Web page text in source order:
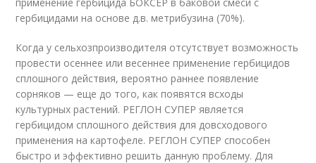
гербицидами на основе д.в. метрибузина (70%).
Когда у сельхозпроизводителя отсутствует возможность
провести осеннее или весеннее применение гербицидов
сплошного действия, вероятно раннее появление
сорняков — еще до того, как появятся всходы
культурных растений. РЕГЛОН СУПЕР является
гербицидом сплошного действия для довсходового
применения на картофеле. РЕГЛОН СУПЕР способен
быстро и эффективно решить данную проблему. Для